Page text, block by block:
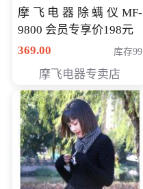
摩飞电器除螨仪MF-
9800 会员专享价198元
369.00
库存99
摩飞电器专卖店